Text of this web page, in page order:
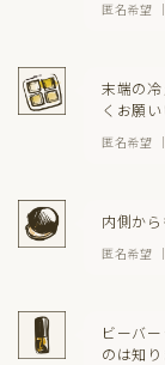
匿名希望
末端の
くお願い
匿名希望
内側から
匿名希望
ビーバ
のは知